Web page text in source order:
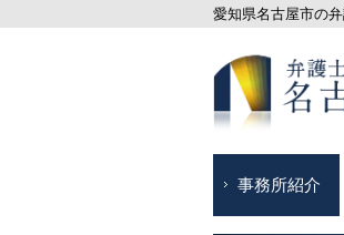
愛知県名古屋市の
事務所紹介